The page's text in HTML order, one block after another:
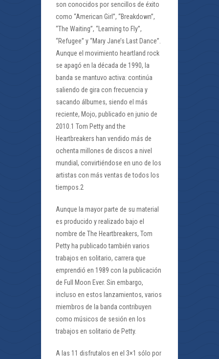
son conocidos por sencillos de éxito
como “American Girl”, “Breakdown”,
“The Waiting”, “Learning to Fly”,
“Refugee” y “Mary Jane’s Last Dance”.
Aunque el movimiento heartland rock
se apagó en la década de 1990, la
banda se mantuvo activa: continúa
saliendo de gira con frecuencia y
sacando álbumes, siendo el más
reciente, Mojo, publicado en junio de
2010.1 Tom Petty and the
Heartbreakers han vendido más de
ochenta millones de discos a nivel
mundial, convirtiéndose en uno de los
artistas con más ventas de todos los
tiempos.2
Aunque la mayor parte de su material
es producido y realizado bajo el
nombre de The Heartbreakers, Tom
Petty ha publicado también varios
trabajos en solitario, carrera que
emprendió en 1989 con la publicación
de Full Moon Ever. Sin embargo,
incluso en estos lanzamientos, varios
miembros de la banda contribuyen
como músicos de sesión en los
trabajos en solitario de Petty.
A las 11 disfrutalos en el 3×1 sólo por